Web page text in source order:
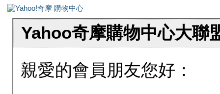
Yahoo奇摩購物中心大聯
親愛的會員朋友您好：